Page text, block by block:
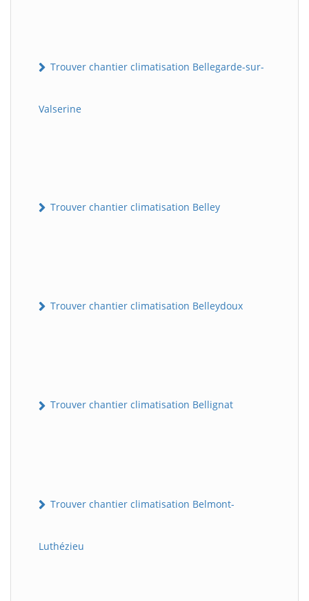
Trouver chantier climatisation Bellegarde-sur-
Valserine
Trouver chantier climatisation Belley
Trouver chantier climatisation Belleydoux
Trouver chantier climatisation Bellignat
Trouver chantier climatisation Belmont-
Luthézieu